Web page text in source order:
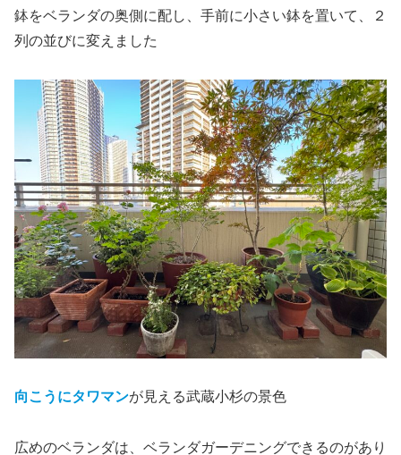
鉢をベランダの奥側に配し、手前に小さい鉢を置いて、２
列の並びに変えました
向こうにタワマンが見える武蔵小杉の景色
広めのベランダは、ベランダガーデニングできるのがあり